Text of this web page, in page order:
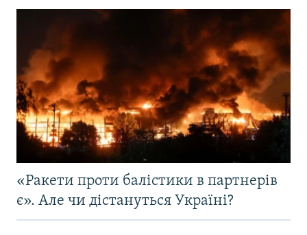
«Ракети проти балістики в партнерів
є». Але чи дістануться Україні?